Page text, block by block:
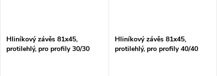
Hliníkový závěs 81x45,
protilehlý, pro profily 30/30
Hliníkový závěs 81x45,
protilehlý, pro profily 40/40